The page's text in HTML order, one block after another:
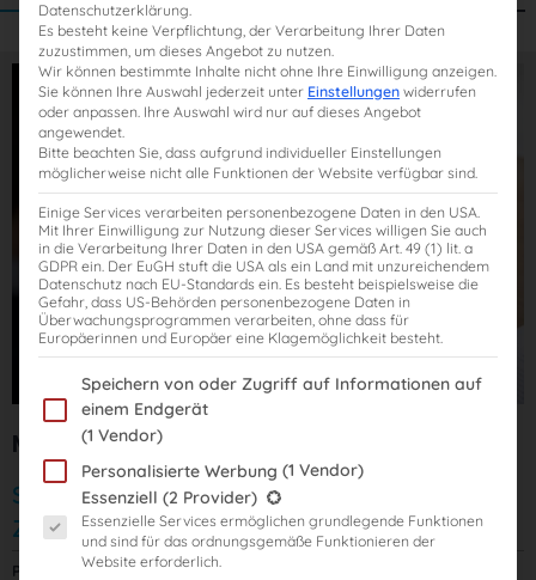
Mentoren-Programm
Start: sofort
Zugriffsdauer: 9 Monate | 8 x 45 Minuten
Preis: 995,00€
Datenschutzerklärung.
Es besteht keine Verpflichtung, der Verarbeitung Ihrer Daten
zuzustimmen, um dieses Angebot zu nutzen.
Wir können bestimmte Inhalte nicht ohne Ihre Einwilligung anzeigen.
Sie können Ihre Auswahl jederzeit unter Einstellungen widerrufen
oder anpassen. Ihre Auswahl wird nur auf dieses Angebot
angewendet.
Bitte beachten Sie, dass aufgrund individueller Einstellungen
möglicherweise nicht alle Funktionen der Website verfügbar sind.
Einige Services verarbeiten personenbezogene Daten in den USA.
Mit Ihrer Einwilligung zur Nutzung dieser Services willigen Sie auch
in die Verarbeitung Ihrer Daten in den USA gemäß Art. 49 (1) lit. a
GDPR ein. Der EuGH stuft die USA als ein Land mit unzureichendem
Datenschutz nach EU-Standards ein. Es besteht beispielsweise die
Gefahr, dass US-Behörden personenbezogene Daten in
Überwachungsprogrammen verarbeiten, ohne dass für
Europäerinnen und Europäer eine Klagemöglichkeit besteht.
Im Folgenden finden Sie eine Liste der Zwecke des IAB
Speichern von oder Zugriff auf Informationen auf
einem Endgerät
(1 Vendor)
Personalisierte Werbung (1 Vendor)
Es folgt eine Liste der Service-Gruppen, für die eine Einwilligung
Essenziell (2 Provider)
Essenzielle Services ermöglichen grundlegende Funktionen
und sind für das ordnungsgemäße Funktionieren der
Website erforderlich.